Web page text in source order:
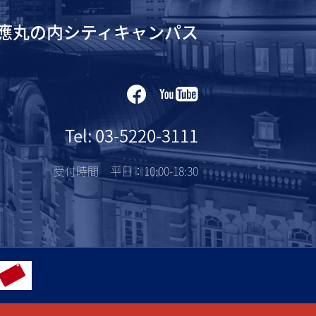
丸の内シティキャンパス
Tel: 03-5220-3111
受付時間 平日：10:00-18:30